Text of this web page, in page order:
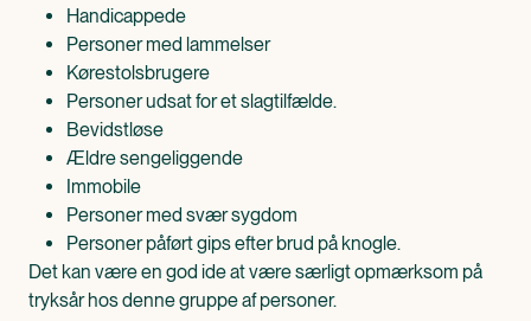
Handicappede
Personer med lammelser
Kørestolsbrugere
Personer udsat for et slagtilfælde.
Bevidstløse
Ældre sengeliggende
Immobile
Personer med svær sygdom
Personer påført gips efter brud på knogle.
Det kan være en god ide at være særligt opmærksom på
tryksår hos denne gruppe af personer.